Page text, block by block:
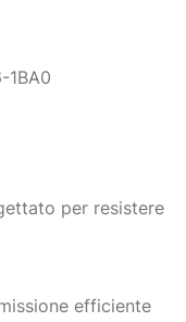
per resistere
efficiente